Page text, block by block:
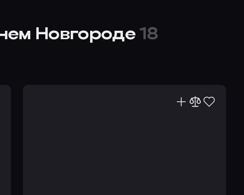
Новгороде 18